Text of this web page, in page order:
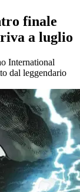
finale
a luglio
International
dal leggendario